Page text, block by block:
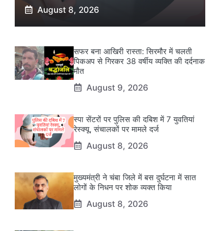
August 8, 2026
सफर बना आखिरी रास्ता: सिरमौर में चलती
पिकअप से गिरकर 38 वर्षीय व्यक्ति की दर्दनाक
मौत
August 9, 2026
स्पा सेंटरों पर पुलिस की दबिश में 7 युवतियां
रेस्क्यू, संचालकों पर मामले दर्ज
August 8, 2026
मुख्यमंत्री ने चंबा जिले में बस दुर्घटना में सात
लोगों के निधन पर शोक व्यक्त किया
August 8, 2026